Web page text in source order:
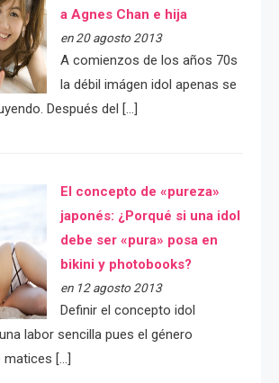
a Agnes Chan e hija
en 20 agosto 2013
A comienzos de los años 70s
la débil imágen idol apenas se
Después del […]
El concepto de «pureza»
japonés: ¿Porqué si una idol
debe ser «pura» posa en
bikini y photobooks?
en 12 agosto 2013
Definir el concepto idol
labor sencilla pues el género
[…]